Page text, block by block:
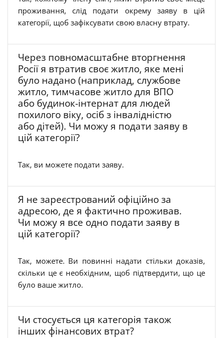
проживання, слід подати окрему заяву в цій
категорії, щоб зафіксувати свою власну втрату.
Через повномасштабне вторгнення
Росії я втратив своє житло, яке мені
було надано (наприклад, службове
житло, тимчасове житло для ВПО
або будинок-інтернат для людей
похилого віку, осіб з інвалідністю
або дітей). Чи можу я подати заяву в
цій категорії?
Так, ви можете подати заяву.
Я не зареєстрований офіційно за
адресою, де я фактично проживав.
Чи можу я все одно подати заяву в
цій категорії?
Так, можете. Ви повинні надати стільки доказів,
скільки це є необхідним, щоб підтвердити, що це
було ваше житло.
Чи стосується ця категорія також
інших фінансових втрат?